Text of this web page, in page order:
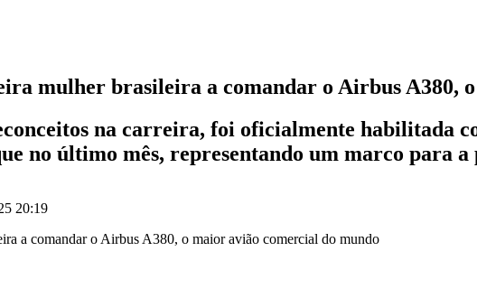
mulher brasileira a comandar o Airbus A380,
na carreira, foi oficialmente habilitada
no último mês, representando um marco para a
20:19